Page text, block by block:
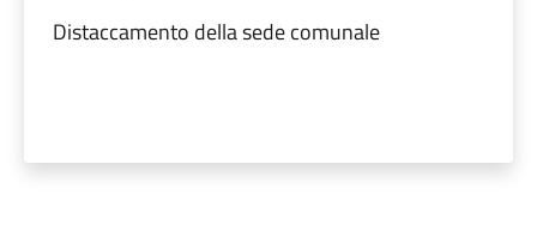
Distaccamento della sede comunale